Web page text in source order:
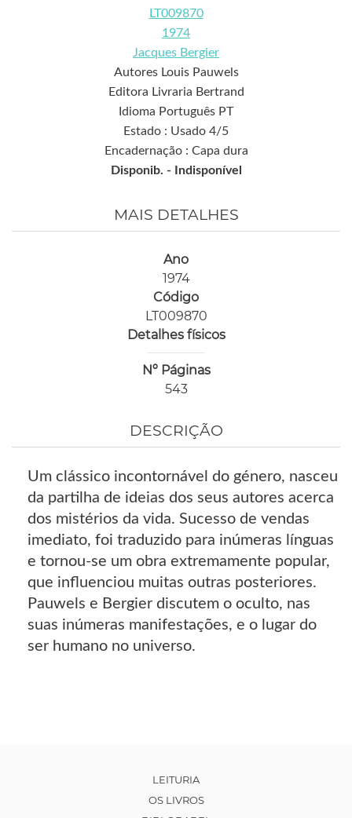
LT009870
1974
Jacques Bergier
Autores Louis Pauwels
Editora Livraria Bertrand
Idioma Português PT
Estado : Usado 4/5
Encadernação : Capa dura
Disponib. -
Indisponível
MAIS DETALHES
Ano
1974
Código
LT009870
Detalhes físicos
Nº Páginas
543
DESCRIÇÃO
Um clássico incontornável do género, nasceu
da partilha de ideias dos seus autores acerca
dos mistérios da vida. Sucesso de vendas
imediato, foi traduzido para inúmeras línguas
e tornou-se um obra extremamente popular,
que influenciou muitas outras posteriores.
Pauwels e Bergier discutem o oculto, nas
suas inúmeras manifestações, e o lugar do
ser humano no universo.
LEITURIA
OS LIVROS